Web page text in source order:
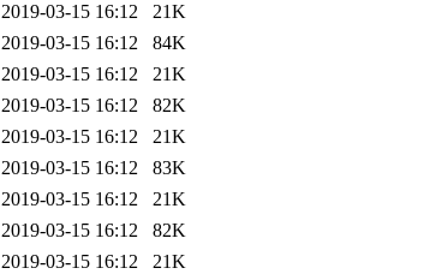
2019-03-15 16:12
21K
2019-03-15 16:12
84K
2019-03-15 16:12
21K
2019-03-15 16:12
82K
2019-03-15 16:12
21K
2019-03-15 16:12
83K
2019-03-15 16:12
21K
2019-03-15 16:12
82K
2019-03-15 16:12
21K